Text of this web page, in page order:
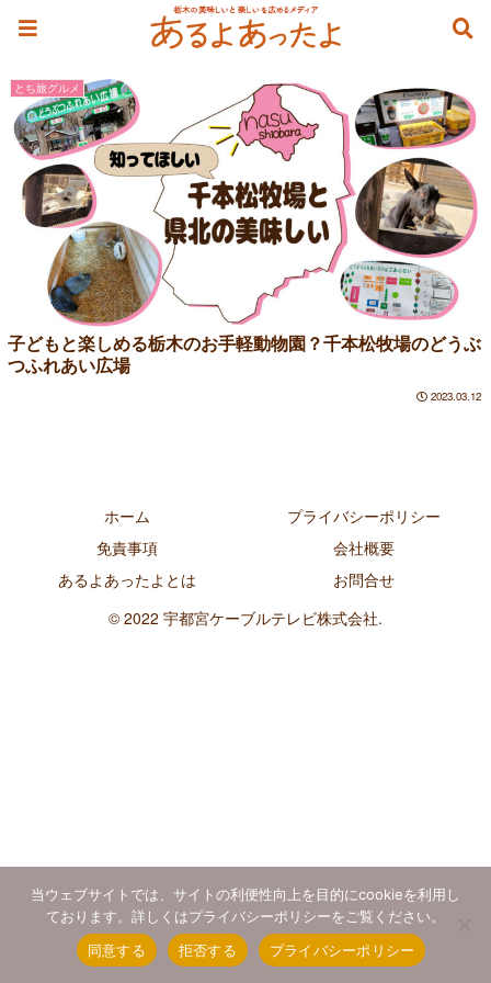
とち旅グルメ
子どもと楽しめる栃木のお手軽動物園？千本松牧場のどうぶ
つふれあい広場
2023.03.12
ホーム
プライバシーポリシー
免責事項
会社概要
あるよあったよとは
お問合せ
© 2022 宇都宮ケーブルテレビ株式会社.
当ウェブサイトでは、サイトの利便性向上を目的にcookieを利用し
ております。詳しくはプライバシーポリシーをご覧ください。
同意する
拒否する プライバシーポリシー